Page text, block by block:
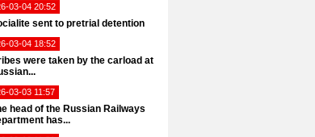
03-04 20:52
sent to pretrial detention
03-04 18:52
were taken by the carload at
03-03 11:57
head of the Russian Railways
has...